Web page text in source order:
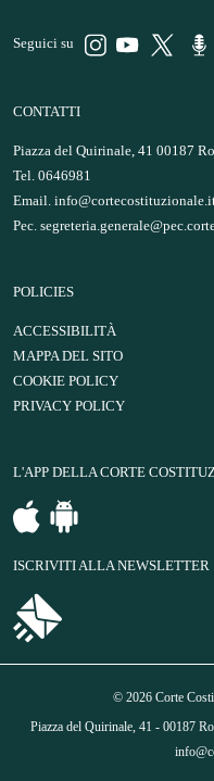
Seguici su
CONTATTI
Piazza del Quirinale, 41 00187
Tel. 0646981
Email.
Pec.
POLICIES
ACCESSIBILITÀ
MAPPA DEL SITO
COOKIE POLICY
PRIVACY POLICY
L'APP DELLA CORTE
ISCRIVITI ALLA NEWSLETTER
© 2026 Corte
Piazza del Quirinale, 41 - 00187